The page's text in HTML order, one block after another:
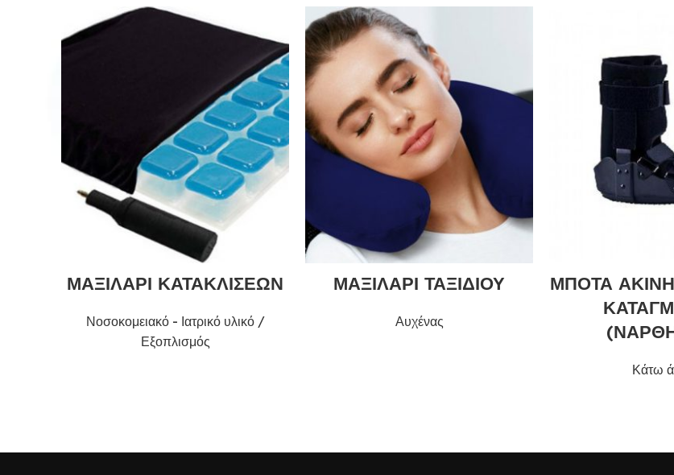
ΜΑΞΙΛΑΡΙ ΚΑΤΑΚΛΙΣΕΩΝ
Νοσοκομειακό - Ιατρικό υλικό /
Εξοπλισμός
ΜΑΞΙΛΑΡΙ ΤΑΞΙΔΙΟΥ
Αυχένας
ΜΠΟΤΑ
Κάτω